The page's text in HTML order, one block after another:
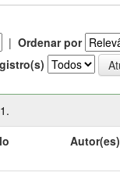
| Ordenar por
Autor(es)